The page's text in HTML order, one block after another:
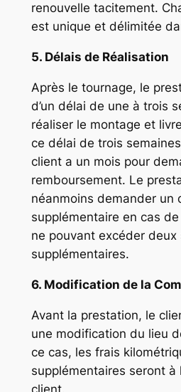
renouvelle tacitement.
est unique et délimitée
5. Délais de Réalisation
Après le tournage, le
d’un délai de une à trois
réaliser le montage et
ce délai de trois
client a un mois pour
remboursement. Le
néanmoins demander un
supplémentaire en cas
ne pouvant excéder deux
supplémentaires.
6. Modification de la
Avant la prestation, le
une modification du lieu
ce cas, les frais
supplémentaires seront à
client.